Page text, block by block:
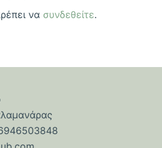
να συνδεθείτε.